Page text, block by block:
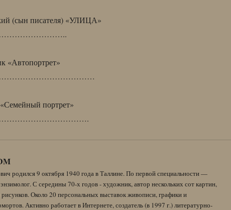
(сын писателя) «УЛИЦА»
«Автопортрет»
портрет»
родился 9 октября 1940 года в Таллине. По первой специальности —
С середины 70-х годов - художник, автор нескольких сот картин,
Около 20 персональных выставок живописи, графики и
Активно работает в Интернете, создатель (в 1997 г.) литературно-